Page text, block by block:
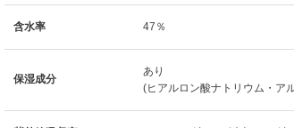
含水率 47％
保湿成分
あり
(ヒアルロン酸ナトリウム・ア